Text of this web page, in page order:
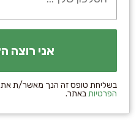
בשליחת טופס זה הנך מאשר/ת את
הפרטיותבאתר.